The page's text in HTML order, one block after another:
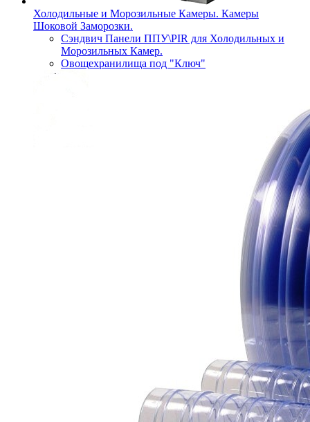
Холодильные и Морозильные Камеры. Камеры
Шоковой Заморозки.
Сэндвич Панели ППУ\PIR для Холодильных и
Морозильных Камер.
Овощехранилища под "Ключ"